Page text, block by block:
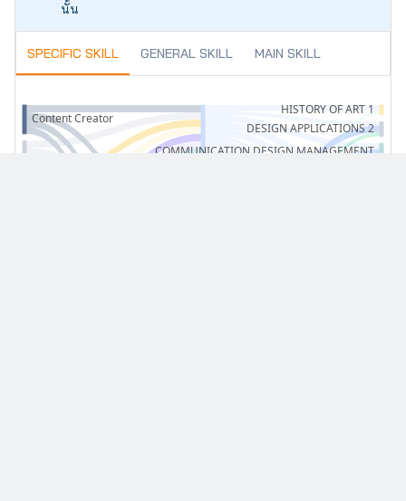
นั้น
SPECIFIC SKILL GENERAL SKILL MAIN SKILL